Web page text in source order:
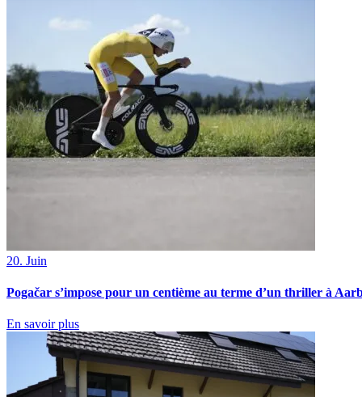
20. Juin
Pogačar s’impose pour un centième au terme d’un thriller à
En savoir plus